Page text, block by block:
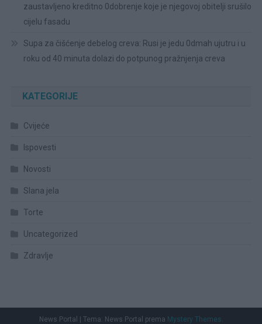
zaustavljeno kreditno 0dobrenje koje je njegovoj obitelji srušilo
cijelu fasadu
Supa za čišćenje debelog creva: Rusi je jedu 0dmah ujutru i u
roku od 40 minuta dolazi do potpunog pražnjenja creva
KATEGORIJE
Cvijeće
Ispovesti
Novosti
Slana jela
Torte
Uncategorized
Zdravlje
News Portal | Tema: News Portal prema Mystery Themes